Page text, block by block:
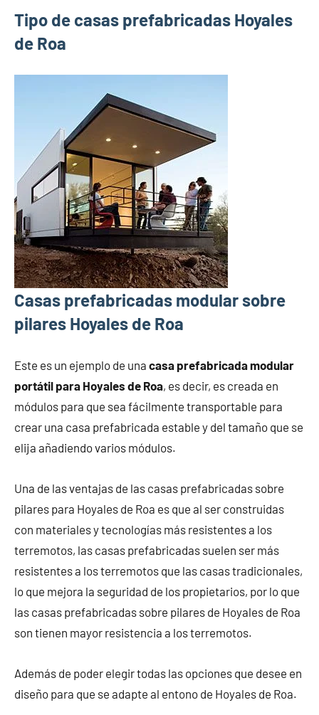
Tipo de casas prefabricadas Hoyales
de Roa
Casas prefabricadas modular sobre
pilares Hoyales de Roa
Este es un ejemplo de una casa prefabricada modular
portátil para Hoyales de Roa, es decir, es creada en
módulos para que sea fácilmente transportable para
crear una casa prefabricada estable y del tamaño que se
elija añadiendo varios módulos.
Una de las ventajas de las casas prefabricadas sobre
pilares para Hoyales de Roa es que al ser construidas
con materiales y tecnologías más resistentes a los
terremotos, las casas prefabricadas suelen ser más
resistentes a los terremotos que las casas tradicionales,
lo que mejora la seguridad de los propietarios, por lo que
las casas prefabricadas sobre pilares de Hoyales de Roa
son tienen mayor resistencia a los terremotos.
Además de poder elegir todas las opciones que desee en
diseño para que se adapte al entono de Hoyales de Roa.